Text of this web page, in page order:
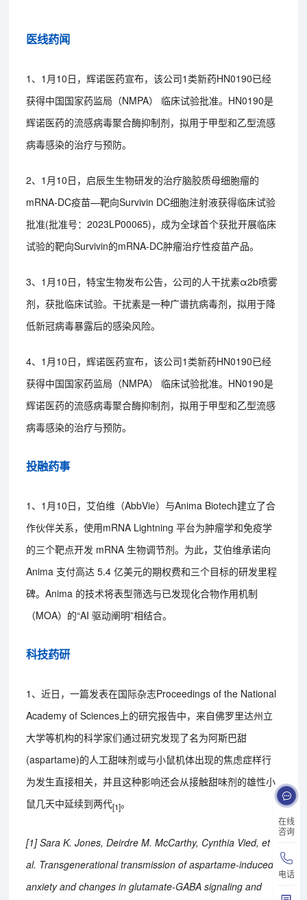
在线
咨询
电话
医线药闻
1、1月10日，辉诺医药宣布，该公司1类新药HN0190已经
获得中国国家药监局（NMPA） 临床试验批准。HN0190是
辉诺医药的流感病毒聚合酶抑制剂，拟用于甲型和乙型流感
病毒感染的治疗与预防。
2、1月10日，启辰生生物研发的治疗脑胶质母细胞瘤的
mRNA-DC疫苗—靶向Survivin DC细胞注射液获得临床试验
批准(批准号：2023LP00065)，成为全球首个获批开展临床
试验的靶向Survivin的mRNA-DC肿瘤治疗性疫苗产品。
3、1月10日，特宝生物发布公告，公司的人干扰素α2b喷雾
剂，获批临床试验。干扰素是一种广谱抗病毒剂，拟用于降
低新冠病毒暴露后的感染风险。
4、1月10日，辉诺医药宣布，该公司1类新药HN0190已经
获得中国国家药监局（NMPA） 临床试验批准。HN0190是
辉诺医药的流感病毒聚合酶抑制剂，拟用于甲型和乙型流感
病毒感染的治疗与预防。
投融药事
1、1月10日，艾伯维（AbbVie）与Anima Biotech建立了合
作伙伴关系，使用mRNA Lightning 平台为肿瘤学和免疫学
的三个靶点开发 mRNA 生物调节剂。为此，艾伯维承诺向
Anima 支付高达 5.4 亿美元的期权费和三个目标的研发里程
碑。Anima 的技术将表型筛选与已发现化合物作用机制
（MOA）的“AI 驱动阐明”相结合。
科技药研
1、近日，一篇发表在国际杂志Proceedings of the National
Academy of Sciences上的研究报告中，来自佛罗里达州立
大学等机构的科学家们通过研究发现了名为阿斯巴甜
(aspartame)的人工甜味剂或与小鼠机体出现的焦虑症样行
为发生直接相关，并且这种影响还会从接触甜味剂的雄性小
鼠几天中延续到两代[1]。
[1] Sara K. Jones, Deirdre M. McCarthy, Cynthia Vied, et
al. Transgenerational transmission of aspartame-induced
anxiety and changes in glutamate-GABA signaling and